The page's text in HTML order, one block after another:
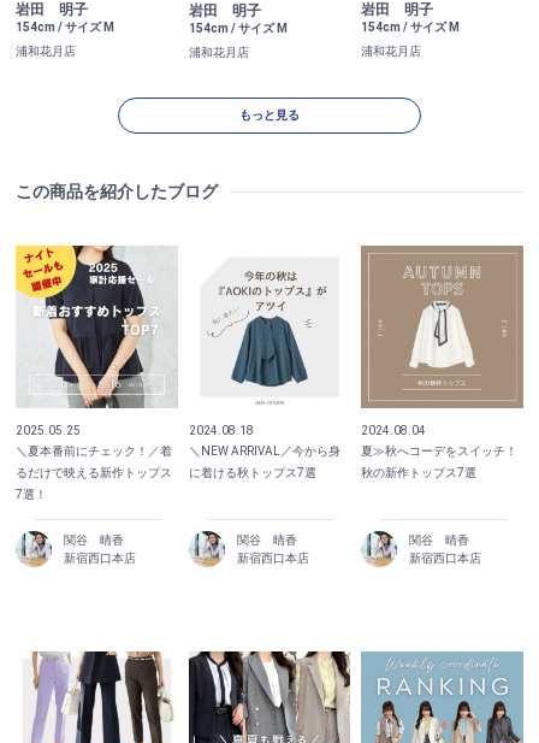
岩田 明子
154cm / サイズ M
浦和花月店
岩田 明子
154cm / サイズ M
浦和花月店
岩田 明子
154cm / サイズ M
浦和花月店
もっと見る
この商品を紹介したブログ
2025.05.25
＼夏本番前にチェック！／着
るだけで映える新作トップス
7選！
関谷 晴香
新宿西口本店
2024.08.18
＼NEW ARRIVAL／今から身
に着ける秋トップス7選
関谷 晴香
新宿西口本店
2024.08.04
夏≫秋へコーデをスイッチ！
秋の新作トップス7選
関谷 晴香
新宿西口本店